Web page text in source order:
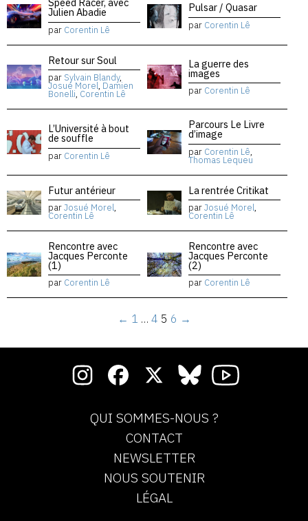
Speed Racer, avec
Julien Abadie
par Corentin Lê
Pulsar / Quasar
par Corentin Lê
Retour sur Soul
par Sylvain Blandy,
Josué Morel, Damien
Bonelli, Corentin Lê
La guerre des
images
par Corentin Lê
L’Université à bout
de souffle
par Corentin Lê
Parcours Le Livre
d’image
par Corentin Lê,
Thomas Lequeu
Futur antérieur
parJosué Morel,
Corentin Lê
La rentrée Critikat
parJosué Morel,
Corentin Lê
Rencontre avec
Jacques Perconte
(1)
par Corentin Lê
Rencontre avec
Jacques Perconte
(2)
par Corentin Lê
← 1 … 4 5 6 →
QUI SOMMES-NOUS ?
CONTACT
NEWSLETTER
NOUS SOUTENIR
LÉGAL